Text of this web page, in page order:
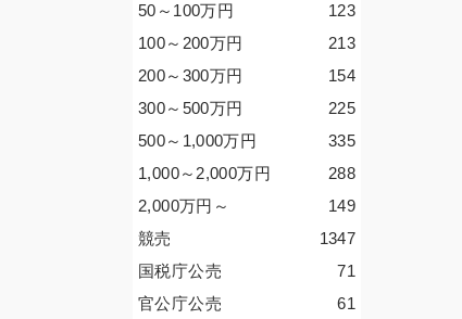
123
50～100万円
213
100～200万円
154
200～300万円
225
300～500万円
335
500～1,000万円
288
1,000～2,000万円
149
2,000万円 ～
1347
競売
71
国税庁公売
61
官公庁公売